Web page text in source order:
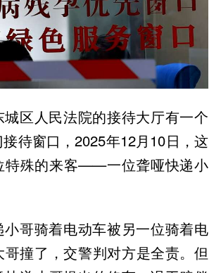
城区人民法院的接待大厅有一个
待窗口，2025年12月10日，这
特殊的来客——一位聋哑快递小
小哥骑着电动车被另一位骑着电
撞了，交警判对方是全责。但